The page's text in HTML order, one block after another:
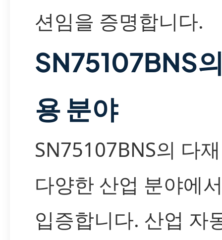
션임을 증명합니다.
SN75107BNS
용 분야
SN75107BNS의 다
다양한 산업 분야에
입증합니다. 산업 자